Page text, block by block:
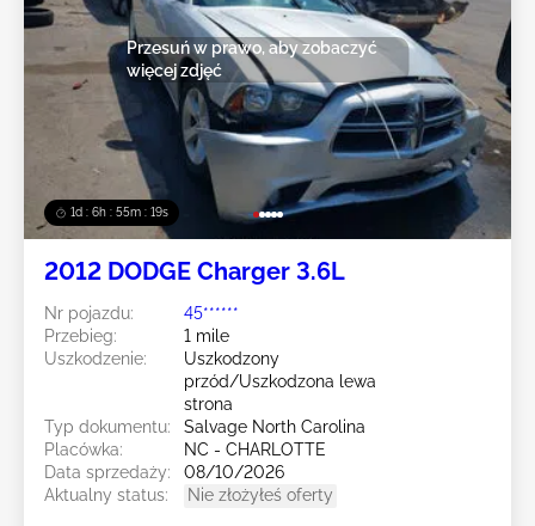
1d : 6h : 55m : 16s
Przesuń w prawo, aby zobaczyć
więcej zdjęć
2012 DODGE Charger 3.6L
Nr pojazdu:
45******
Przebieg:
1 mile
Uszkodzenie:
Uszkodzony
przód/Uszkodzona lewa
strona
Typ dokumentu:
Salvage North Carolina
Placówka:
NC - CHARLOTTE
Data sprzedaży:
08/10/2026
Aktualny status:
Nie złożyłeś oferty